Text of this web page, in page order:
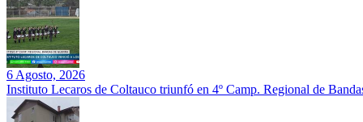
6 Agosto, 2026
Instituto Lecaros de Coltauco triunfó en 4º Camp. Regional de